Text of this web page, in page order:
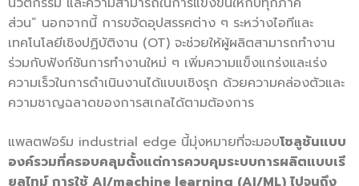
ส่วน” นอกจากนี้ การขจัดอุปสรรคต่าง ๆ ระหว่างไอทีและ
เทคโนโลยีเชิงปฏิบัติงาน (OT) จะช่วยให้ผู้ผลิตสามารถทำงาน
ร่วมกับฟังก์ชันการทำงานใหม่ ๆ เพิ่มความแข็งแกร่งและเร่ง
ความเร็วในการดำเนินงานได้แบบเชิงรุก ด้วยความคล่องตัวและ
ความชาญฉลาดของการสเกลได้ตามต้องการ
แพลตฟอร์ม industrial edge นี้มุ่งหมายที่จะมอบโซลูชันแบบ
องค์รวมที่ครอบคลุมตั้งแต่การควบคุมระบบการผลิตแบบเรี